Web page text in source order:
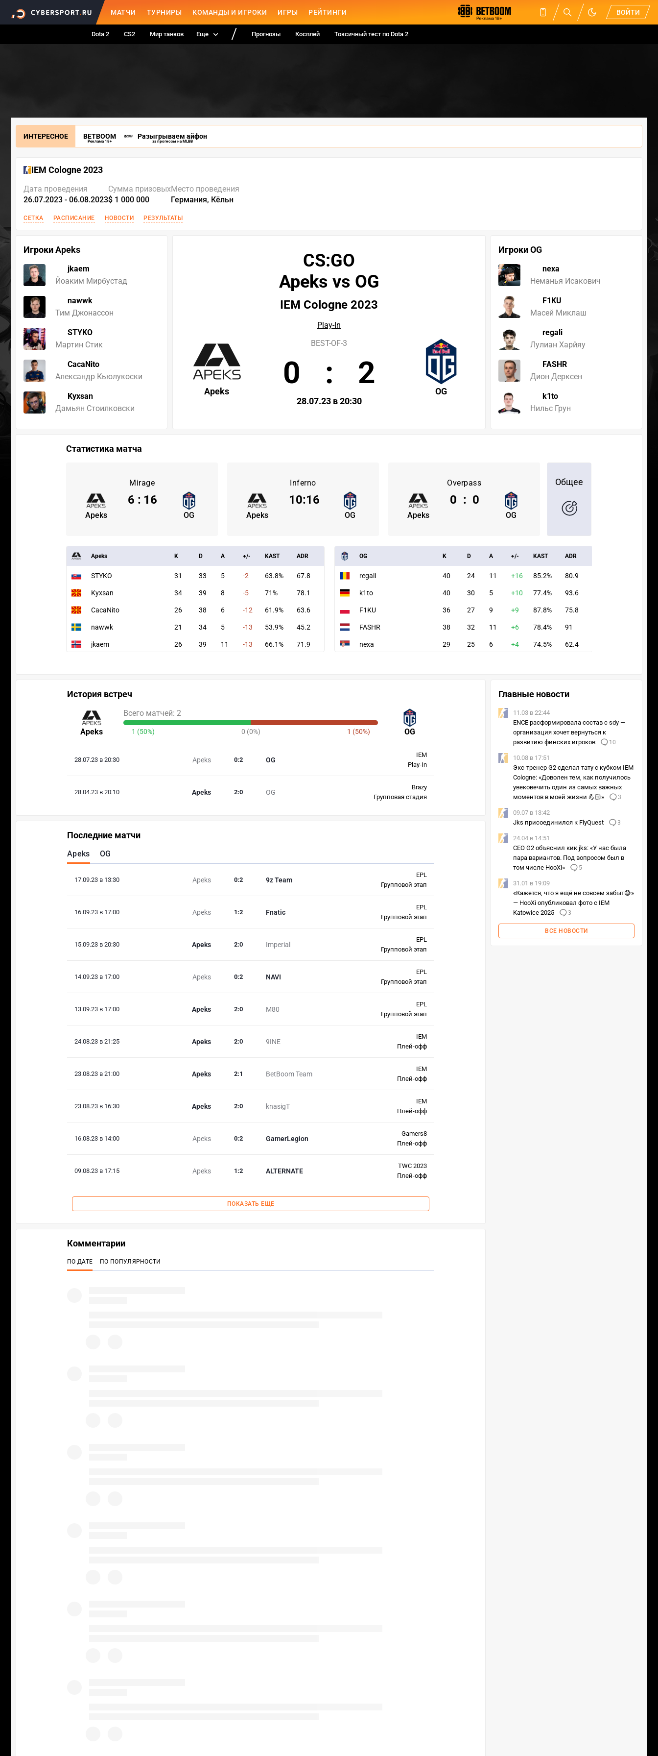
МАТЧИ ТУРНИРЫ КОМАНДЫ И ИГРОКИ ИГРЫ РЕЙТИНГИ ВОЙТИ
Dota 2 CS2 Мир танков Еще Прогнозы Косплей Токсичный тест по Dota 2
ИНТЕРЕСНОЕ BETBOOM
Реклама 18+
Разыгрываем айфон
за прогнозы на MLBB
IEM Cologne 2023
Дата проведения
26.07.2023 - 06.08.2023
Сумма призовых
$ 1 000 000
Место проведения
Германия, Кёльн
СЕТКА РАСПИСАНИЕ НОВОСТИ РЕЗУЛЬТАТЫ
Игроки Apeks
jkaem
Йоаким Мирбустад
nawwk
Тим Джонассон
STYKO
Мартин Стик
CacaNito
Александр Кьюлукоски
Kyxsan
Дамьян Стоилковски
Игроки OG
nexa
Неманья Исакович
F1KU
Масей Миклаш
regali
Лулиан Харйяу
FASHR
Дион Дерксен
k1to
Нильс Грун
CS:GO
Apeks vs OG
IEM Cologne 2023
Play-In
Apeks OG
BEST-OF-3
0 : 2
28.07.23 в 20:30
Статистика матча
Mirage
Apeks OG
6 : 16
Inferno
Apeks OG
10:16
Overpass
Apeks OG
0 : 0
Общее
Apeks K D A +/- KAST ADR
STYKO 31 33 5 -2 63.8% 67.8
Kyxsan 34 39 8 -5 71% 78.1
CacaNito 26 38 6 -12 61.9% 63.6
nawwk 21 34 5 -13 53.9% 45.2
jkaem 26 39 11 -13 66.1% 71.9
OG K D A +/- KAST ADR
regali 40 24 11 +16 85.2% 80.9
k1to 40 30 5 +10 77.4% 93.6
F1KU 36 27 9 +9 87.8% 75.8
FASHR 38 32 11 +6 78.4% 91
nexa 29 25 6 +4 74.5% 62.4
История встреч
Apeks OG
Всего матчей: 2
1 (50%) 0 (0%) 1 (50%)
28.07.23 в 20:30 Apeks OG
0:2
IEM
Play-In
28.04.23 в 20:10 Apeks OG
2:0
Brazy
Групповая стадия
Последние матчи
Apeks OG
17.09.23 в 13:30 Apeks 9z Team
0:2
EPL
Групповой этап
16.09.23 в 17:00 Apeks Fnatic
1 :2
EPL
Групповой этап
15.09.23 в 20:30 Apeks Imperial
2:0
EPL
Групповой этап
14.09.23 в 17:00 Apeks NAVI
0:2
EPL
Групповой этап
13.09.23 в 17:00 Apeks M80
2:0
EPL
Групповой этап
24.08.23 в 21:25 Apeks 9INE
2:0
IEM
Плей-офф
23.08.23 в 21:00 Apeks BetBoom Team
2:1
IEM
Плей-офф
23.08.23 в 16:30 Apeks knasigT
2:0
IEM
Плей-офф
16.08.23 в 14:00 Apeks GamerLegion
0:2
Gamers8
Плей-офф
09.08.23 в 17:15 Apeks ALTERNATE
1 :2
TWC 2023
Плей-офф
ПОКАЗАТЬ ЕЩЕ
Главные новости
11.03 в 22:44
ENCE расформировала состав с sdy —
организация хочет вернуться к
развитию финских игроков
10
10.08 в 17:51
Экс-тренер G2 сделал тату с кубком IEM
Cologne: «Доволен тем, как получилось
увековечить один из самых важных
моментов в моей жизни 💪🏻»
3
09.07 в 13:42
Jks присоединился к FlyQuest
3
24.04 в 14:51
CEO G2 объяснил кик jks: «У нас была
пара вариантов. Под вопросом был в
том числе HooXi»
5
31.01 в 19:09
«Кажется, что я ещё не совсем забыт😅»
— HooXi опубликовал фото с IEM
Katowice 2025
3
ВСЕ НОВОСТИ
Комментарии
ПО ДАТЕ ПО ПОПУЛЯРНОСТИ